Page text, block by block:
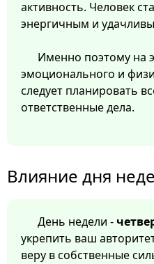
активность. Человек
энергичным и
Именно поэтому на
эмоционального и
следует планировать
ответственные дела.
Влияние дня
День недели -
укрепить ваш
веру в собственные